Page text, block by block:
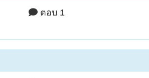
ตอบ 1